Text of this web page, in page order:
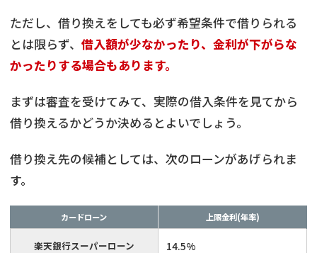
ただし、借り換えをしても必ず希望条件で借りられる
とは限らず、 借入額が少なかったり、金利が下がらな
かったりする場合もあります。
まずは審査を受けてみて、実際の借入条件を見てから
借り換えるかどうか決めるとよいでしょう。
借り換え先の候補としては、次のローンがあげられま
す。
カードローン 上限金利(年率)
楽天銀行スーパーローン 14.5%